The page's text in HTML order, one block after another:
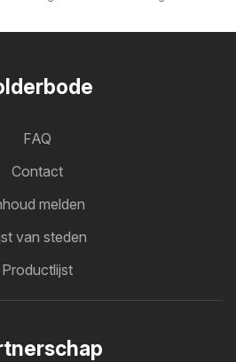
FAQ
Contact
melden
van steden
Productlijst